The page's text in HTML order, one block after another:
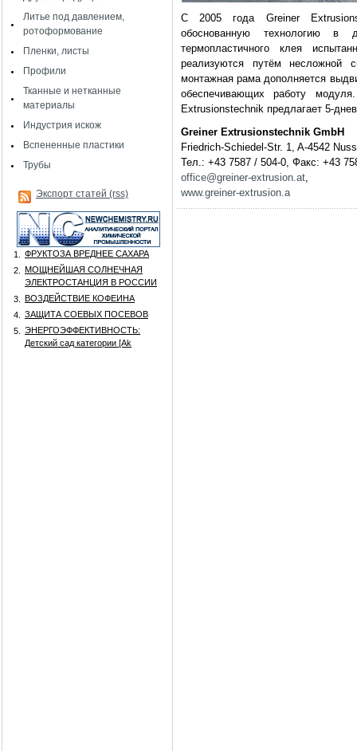
Литье под давлением,
ротоформование
Пленки, листы
Профили
Тканные и нетканные
материалы
Индустрия искож
Вспененные пластики
Трубы
Экспорт статей (rss)
1.
ФРУКТОЗА ВРЕДНЕЕ САХАРА
2.
МОЩНЕЙШАЯ СОЛНЕЧНАЯ
ЭЛЕКТРОСТАНЦИЯ В РОССИИ
3.
ВОЗДЕЙСТВИЕ КОФЕИНА
4.
ЗАЩИТА СОЕВЫХ ПОСЕВОВ
5.
ЭНЕРГОЭФФЕКТИВНОСТЬ:
Детский сад категории [Аk
С 2005 года Greiner
обоснованную технологию в
термопластичного клея
реализуются путём несложной
монтажная рама дополняется
обеспечивающих работу
Extrusionstechnik предлагает 5-
Greiner Extrusionstechnik GmbH
Friedrich-Schiedel-Str. 1, A-4542
Тел.: +43 7587 / 504-0, Факс: +43
office@greiner-extrusion.at,
www.greiner-extrusion.a